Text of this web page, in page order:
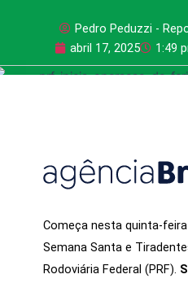
Pedro Peduzzi -
abril 17, 2025
1:49
Começa nesta quinta-
Semana Santa e
Rodoviária Federal (PRF).